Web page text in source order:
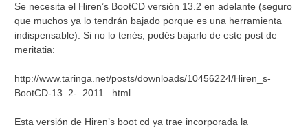
Se necesita el Hiren’s BootCD versión 13.2 en adelante (seguro
que muchos ya lo tendrán bajado porque es una herramienta
indispensable). Si no lo tenés, podés bajarlo de este post de
meritatia:
http://www.taringa.net/posts/downloads/10456224/Hiren_s-
BootCD-13_2-_2011_.html
Esta versión de Hiren’s boot cd ya trae incorporada la